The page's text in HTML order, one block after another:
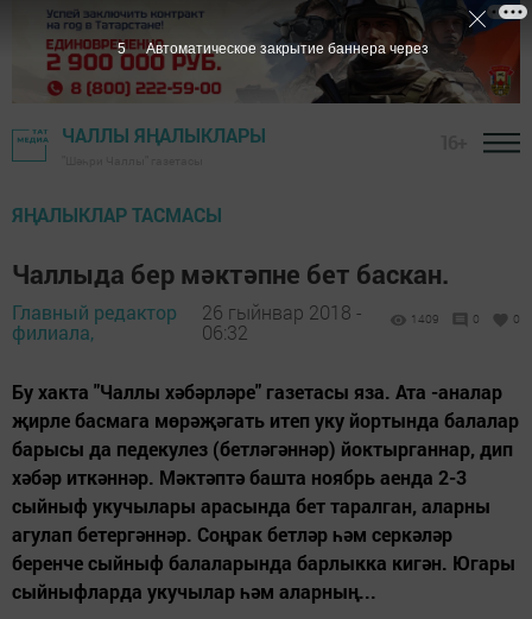
ЧАЛЛЫ ЯҢАЛЫКЛАРЫ
ЯҢАЛЫКЛАР ТАСМАСЫ
Чаллыда бер мәктәпне бет баскан.
Главный редактор
филиала,
26 гыйнвар 2018 -
06:32
1409 0 0
Бу хакта "Чаллы хәбәрләре" газетасы яза. Ата -аналар
җирле басмага мөрәҗәгать итеп уку йортында балалар
барысы да педекулез (бетләгәннәр) йоктырганнар, дип
хәбәр иткәннәр. Мәктәптә башта ноябрь аенда 2-3
сыйныф укучылары арасында бет таралган, аларны
агулап бетергәннәр. Соңрак бетләр һәм серкәләр
беренче сыйныф балаларында барлыкка кигән. Югары
сыйныфларда укучылар һәм аларның...
4 Автоматическое закрытие баннера через